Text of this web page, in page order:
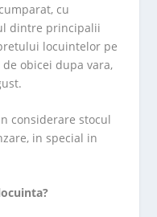
cu
dintre principalii
locuintelor pe
obicei dupa vara,
considerare stocul
in special in